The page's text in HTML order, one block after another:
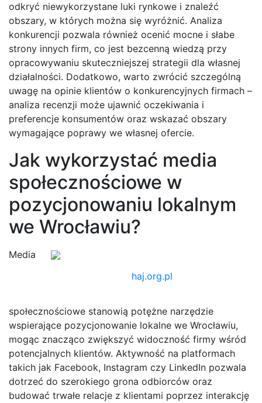
odkryć niewykorzystane luki rynkowe i znaleźć
obszary, w których można się wyróżnić. Analiza
konkurencji pozwala również ocenić mocne i słabe
strony innych firm, co jest bezcenną wiedzą przy
opracowywaniu skuteczniejszej strategii dla własnej
działalności. Dodatkowo, warto zwrócić szczególną
uwagę na opinie klientów o konkurencyjnych firmach –
analiza recenzji może ujawnić oczekiwania i
preferencje konsumentów oraz wskazać obszary
wymagające poprawy we własnej ofercie.
Jak wykorzystać media
społecznościowe w
pozycjonowaniu lokalnym
we Wrocławiu?
haj.org.pl
Media
społecznościowe stanowią potężne narzędzie
wspierające pozycjonowanie lokalne we Wrocławiu,
mogąc znacząco zwiększyć widoczność firmy wśród
potencjalnych klientów. Aktywność na platformach
takich jak Facebook, Instagram czy LinkedIn pozwala
dotrzeć do szerokiego grona odbiorców oraz
budować trwałe relacje z klientami poprzez interakcję